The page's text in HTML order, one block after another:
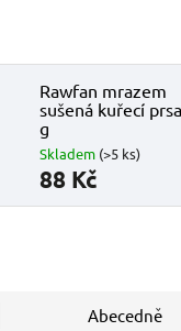
Rawfan mrazem
sušená kuřecí
g
Skladem (>5 ks)
88 Kč
Abecedně